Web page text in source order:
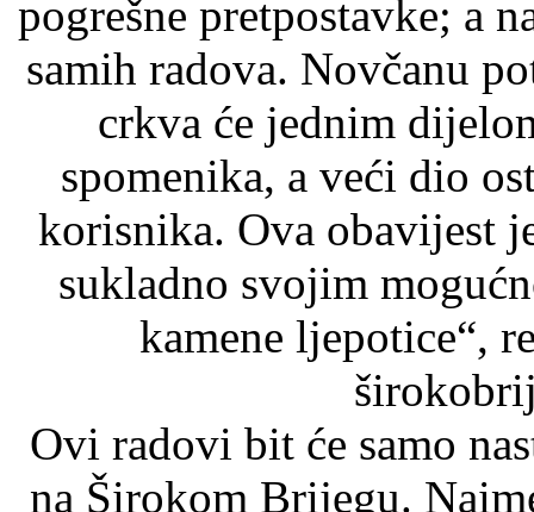
pogrešne pretpostavke; a
samih radova. Novčanu
crkva će jednim
spomenika, a veći dio
korisnika. Ova obavijest
sukladno svojim
kamene ljepotice“,
Ovi radovi bit će samo
na Širokom Brijegu.